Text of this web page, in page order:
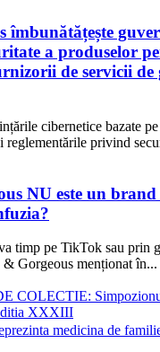
îmbunătățește
a produselor
de servicii de
cibernetice bazate
privind
NU este un brand
timp pe TikTok sau prin
Gorgeous menționat în...
COLECTIE:
XXXIII
medicina de